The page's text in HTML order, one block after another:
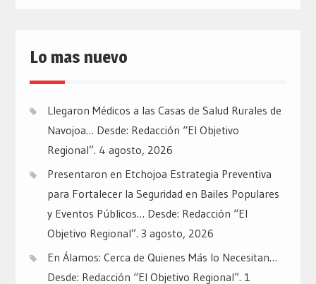
Lo mas nuevo
Llegaron Médicos a las Casas de Salud Rurales de
Navojoa… Desde: Redacción “El Objetivo
Regional”. 4 agosto, 2026
Presentaron en Etchojoa Estrategia Preventiva
para Fortalecer la Seguridad en Bailes Populares
y Eventos Públicos… Desde: Redacción “El
Objetivo Regional”. 3 agosto, 2026
En Álamos: Cerca de Quienes Más lo Necesitan…
Desde: Redacción “El Objetivo Regional”. 1